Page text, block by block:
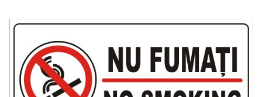
Stickere Atentionare
Obligatii generale
Autocolante automate cafea
Stickere automate cafea